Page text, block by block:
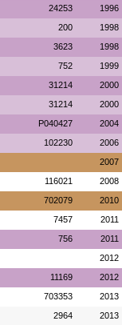
24253 1996
200 1998
3623 1998
752 1999
31214 2000
31214 2000
P040427 2004
102230 2006
2007
116021 2008
702079 2010
7457 2011
756 2011
2012
11169 2012
703353 2013
2964 2013